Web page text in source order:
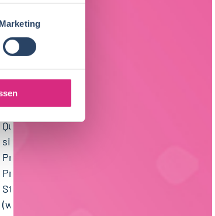
Marketing
HABEN SICH AUCH
AUF DIESEN JOB
BEWORBEN
Praktikum (m/w/d)
Qualitätsmanagement/ -
sicherung
Praktikant
Produktentwicklung (m/w/d)
Studentische/n Praktikant/in
(w/m/d)